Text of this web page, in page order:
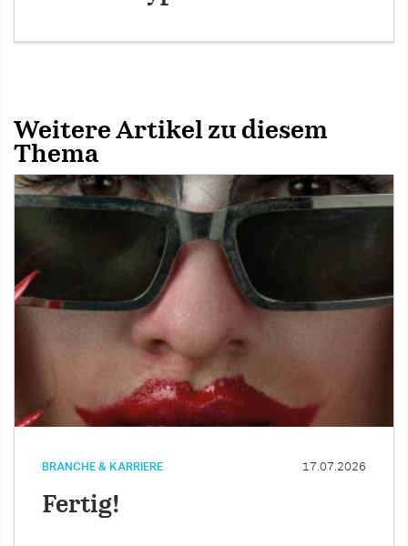
Weitere Artikel zu diesem
Thema
BRANCHE & KARRIERE 17.07.2026
Fertig!